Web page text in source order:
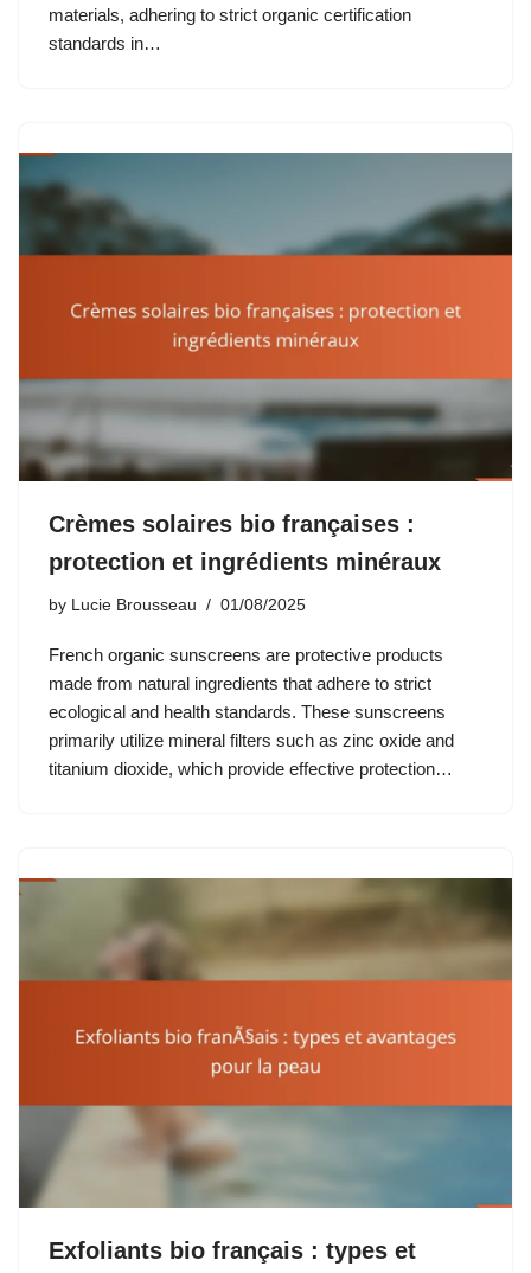
materials, adhering to strict organic certification
standards in…
Crèmes solaires bio françaises :
protection et ingrédients minéraux
by Lucie Brousseau 01/08/2025
French organic sunscreens are protective products
made from natural ingredients that adhere to strict
ecological and health standards. These sunscreens
primarily utilize mineral filters such as zinc oxide and
titanium dioxide, which provide effective protection…
Exfoliants bio français : types et